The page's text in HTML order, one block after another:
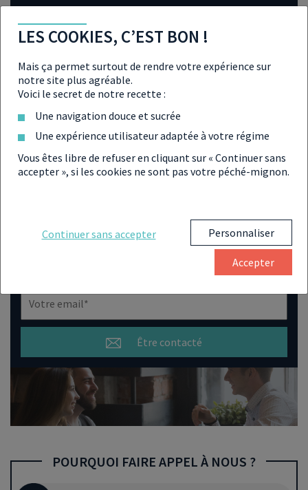
Partager l'annonce par mail
Envoyer l'annonce
OBTENIR PLUS D'INFORMATIONS
SUR CETTE RÉSIDENCE
Nous sommes à votre écoute.
Être contacté
POURQUOI FAIRE APPEL À NOUS ?
LES COOKIES, C’EST BON !
Mais ça permet surtout de rendre votre expérience sur
notre site plus agréable.
Voici le secret de notre recette :
Une navigation douce et sucrée
Une expérience utilisateur adaptée à votre régime
Vous êtes libre de refuser en cliquant sur « Continuer sans
accepter », si les cookies ne sont pas votre péché-mignon.
Continuer sans accepter Personnaliser
Accepter